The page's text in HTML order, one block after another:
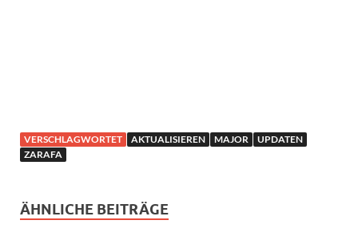
VERSCHLAGWORTET AKTUALISIEREN MAJOR
UPDATEN
ZARAFA
ÄHNLICHE BEITRÄGE